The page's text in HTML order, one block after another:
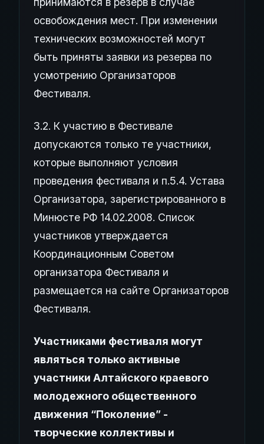
освобождения мест. При изменении
технических возможностей могут
быть приняты заявки из резерва по
усмотрению Организаторов
Фестиваля.
3.2. К участию в Фестивале
допускаются только те участники,
которые выполняют условия
проведения фестиваля и п.5.4. Устава
Организатора, зарегистрированного в
Минюсте РФ 14.02.2008. Список
участников утверждается
Координационным Советом
организатора Фестиваля и
размещается на сайте Организаторов
Фестиваля.
Участниками фестиваля могут
являться только активные
участники Алтайского краевого
молодежного общественного
движения “Поколение” -
творческие коллективы и